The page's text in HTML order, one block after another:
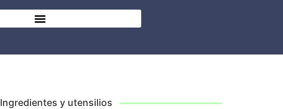
Ingredientes y utensilios